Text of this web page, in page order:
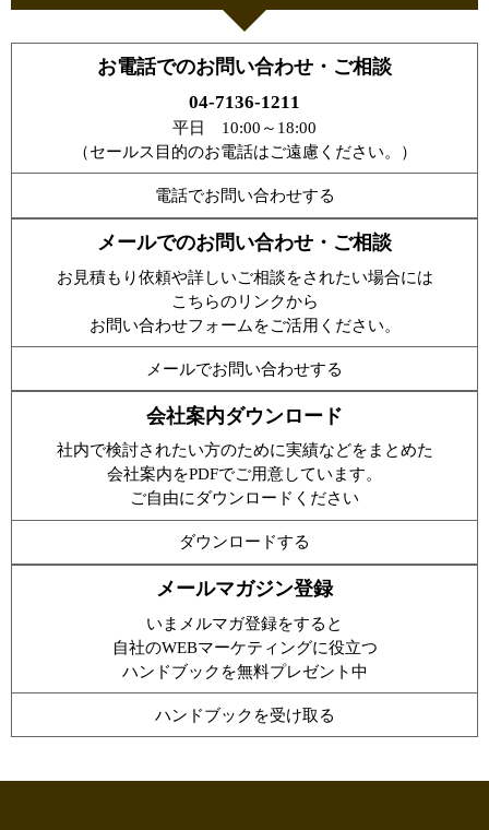
お電話でのお問い合わせ・ご相談
04-7136-1211
平日 10:00～18:00
（セールス目的のお電話はご遠慮ください。）
電話でお問い合わせする
メールでのお問い合わせ・ご相談
お見積もり依頼や詳しいご相談をされたい場合には
こちらのリンクから
お問い合わせフォームをご活用ください。
メールでお問い合わせする
会社案内ダウンロード
社内で検討されたい方のために実績などをまとめた
会社案内をPDFでご用意しています。
ご自由にダウンロードください
ダウンロードする
メールマガジン登録
いまメルマガ登録をすると
自社のWEBマーケティングに役立つ
ハンドブックを無料プレゼント中
ハンドブックを受け取る